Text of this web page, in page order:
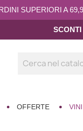
SUPERIORI A
OFFERTE VINI